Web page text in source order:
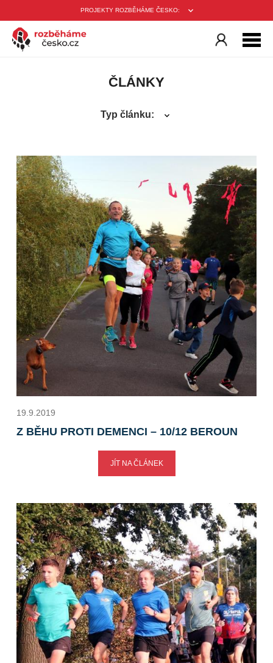
PROJEKTY ROZBĚHÁME ČESKO:
ČLÁNKY
Typ článku:
19.9.2019
Z BĚHU PROTI DEMENCI – 10/12 BEROUN
JÍT NA ČLÁNEK